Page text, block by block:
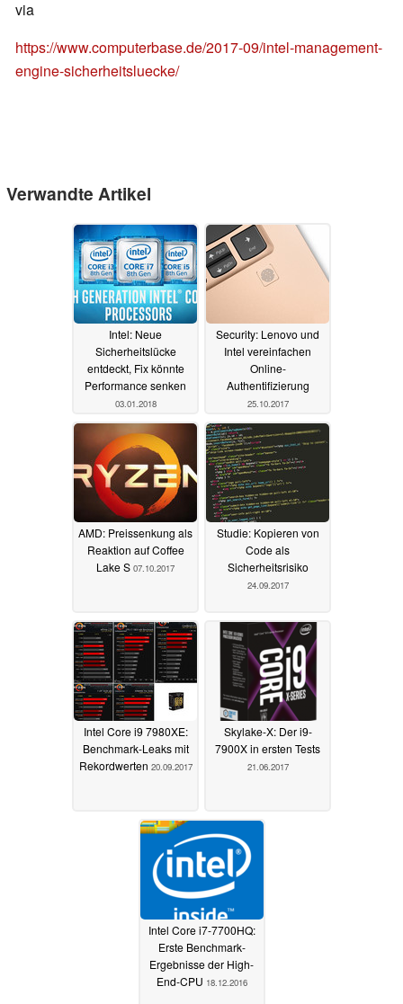
via
https://www.computerbase.de/2017-09/intel-management-
engine-sicherheitsluecke/
Verwandte Artikel
Intel: Neue
Sicherheitslücke
entdeckt, Fix könnte
Performance senken
03.01.2018
Security: Lenovo und
Intel vereinfachen
Online-
Authentifizierung
25.10.2017
AMD: Preissenkung als
Reaktion auf Coffee
Lake S 07.10.2017
Studie: Kopieren von
Code als
Sicherheitsrisiko
24.09.2017
Intel Core i9 7980XE:
Benchmark-Leaks mit
Rekordwerten 20.09.2017
Skylake-X: Der i9-
7900X in ersten Tests
21.06.2017
Intel Core i7-7700HQ:
Erste Benchmark-
Ergebnisse der High-
End-CPU 18.12.2016